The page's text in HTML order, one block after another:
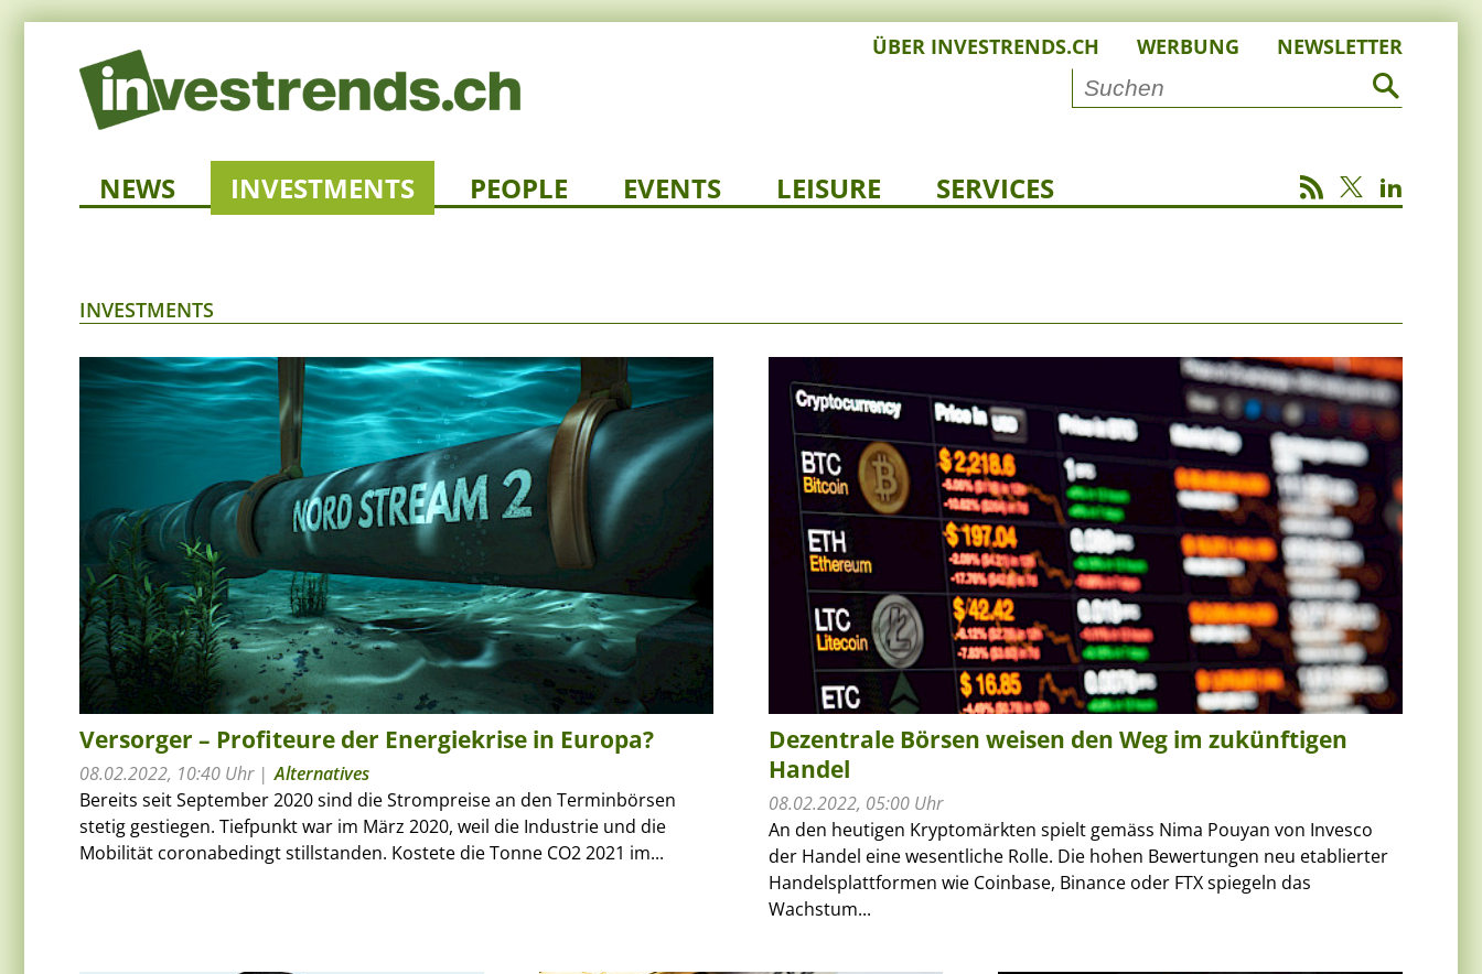
ÜBER INVESTRENDS.CH WERBUNG NEWSLETTER
NEWS INVESTMENTS PEOPLE EVENTS LEISURE SERVICES
INVESTMENTS
Versorger – Profiteure der Energiekrise in Europa?
08.02.2022, 10:40 Uhr
Alternatives
Bereits seit September 2020 sind die Strompreise an den Terminbörsen
stetig gestiegen. Tiefpunkt war im März 2020, weil die Industrie und die
Mobilität coronabedingt stillstanden. Kostete die Tonne CO2 2021 im...
Dezentrale Börsen weisen den Weg im zukünftigen
Handel
08.02.2022, 05:00 Uhr
An den heutigen Kryptomärkten spielt gemäss Nima Pouyan von Invesco
der Handel eine wesentliche Rolle. Die hohen Bewertungen neu etablierter
Handelsplattformen wie Coinbase, Binance oder FTX spiegeln das
Wachstum...